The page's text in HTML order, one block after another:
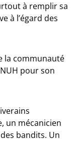
à remplir sa
à l’égard des
la communauté
pour son
un mécanicien
bandits. Un